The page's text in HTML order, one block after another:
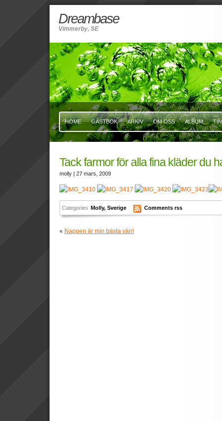
Dreambase
Vimmerby, SE
HOME GÄSTBOK ARKIV OM OSS ALBUM
Tack farmor för alla fina kläder du
molly | 27 mars, 2009
Categories Molly,Sverige Comments rss
« Nappen är min bästa vän!